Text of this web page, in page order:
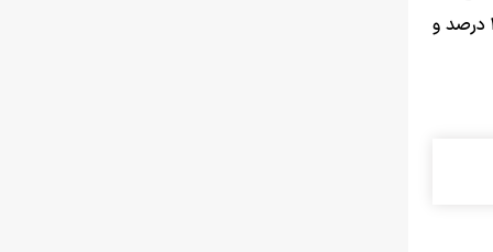
خدمات ۱۶۰۵.۵ اعلام شده که نسبت به ماه قبل (تورم ماهانه) ۴.۳ درصد، نسبت به ماه مشابه سال قبل (تورم نقطه به نقطه) ۴۰.۷ درصد و